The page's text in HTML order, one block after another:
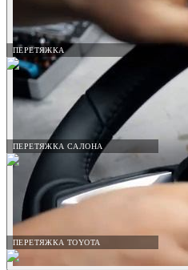
ПЕРЕТЯЖКА
ПЕРЕТЯЖКА САЛОНА
ПЕРЕТЯЖКА TOYOTA